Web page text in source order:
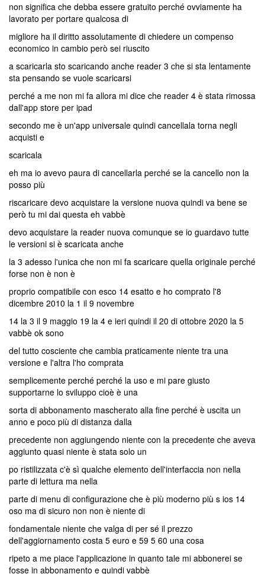
non significa che debba essere gratuito perché ovviamente ha
lavorato per portare qualcosa di
migliore ha il diritto assolutamente di chiedere un compenso
economico in cambio però sei riuscito
a scaricarla sto scaricando anche reader 3 che si sta lentamente
sta pensando se vuole scaricarsi
perché a me non mi fa allora mi dice che reader 4 è stata rimossa
dall'app store per ipad
secondo me è un'app universale quindi cancellala torna negli
acquisti e
scaricala
eh ma io avevo paura di cancellarla perché se la cancello non la
posso più
riscaricare devo acquistare la versione nuova quindi va bene se
però tu mi dai questa eh vabbè
devo acquistare la reader nuova comunque se io guardavo tutte
le versioni si è scaricata anche
la 3 adesso l'unica che non mi fa scaricare quella originale perché
forse non è non è
proprio compatibile con esco 14 esatto e ho comprato l'8
dicembre 2010 la 1 il 9 novembre
14 la 3 il 9 maggio 19 la 4 e ieri quindi il 20 di ottobre 2020 la 5
vabbè ok sono
del tutto cosciente che cambia praticamente niente tra una
versione e l'altra l'ho comprata
semplicemente perché perché la uso e mi pare giusto
supportarne lo sviluppo cioè è una
sorta di abbonamento mascherato alla fine perché è uscita un
anno e poco più di distanza dalla
precedente non aggiungendo niente con la precedente che aveva
aggiunto quasi niente è stata solo un
po ristilizzata c'è sì qualche elemento dell'interfaccia non nella
parte di lettura ma nella
parte di menu di configurazione che è più moderno più s ios 14
oso ma di sicuro non non è niente di
fondamentale niente che valga di per sé il prezzo
dell'aggiornamento costa 5 euro e 59 5 60 una cosa
ripeto a me piace l'applicazione in quanto tale mi abbonerei se
fosse in abbonamento e quindi vabbè